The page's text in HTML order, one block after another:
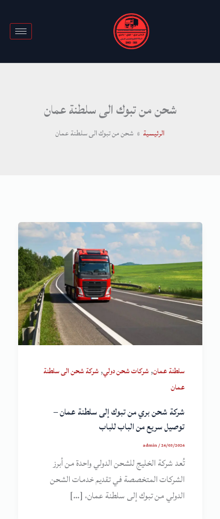
شحن من تبوك الى سلطنة عمان
الرئيسية شحن من تبوك الى سلطنة عمان
سلطنة عمان,شركات شحن دولي,شركة شحن الى سلطنة
عمان
شركة شحن بري من تبوك إلى سلطنة عمان –
توصيل سريع من الباب للباب
admin/26/03/2026
تُعد شركة الخليج للشحن الدولي واحدة من أبرز
الشركات المتخصصة في تقديم خدمات الشحن
الدولي من تبوك إلى سلطنة عمان، […]